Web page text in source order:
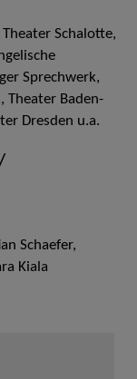
Schalotte,
Sprechwerk,
Theater Baden-
Dresden u.a.
Schaefer,
Kiala